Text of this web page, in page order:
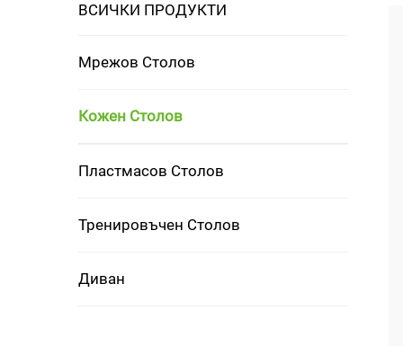
ВСИЧКИ ПРОДУКТИ
Мрежов Столов
Кожен Столов
Пластмасов Столов
Тренировъчен Столов
Диван